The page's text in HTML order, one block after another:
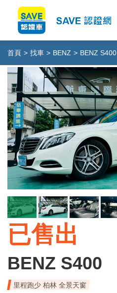
首頁 > 找車 > BENZ > BENZ S400
已售出
BENZ S400
里程跑少 柏林 全景天窗